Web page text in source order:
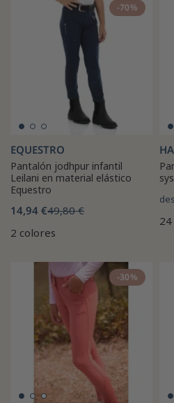
-70%
EQUESTRO
Pantalón jodhpur infantil
Leilani en material elástico
Equestro
14,94 €49,80 €
2 colores
-30%